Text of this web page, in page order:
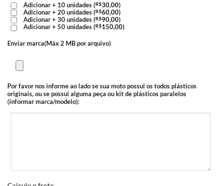
Adicionar + 10 unidades (R$30,00)
Adicionar + 20 unidades (R$60,00)
Adicionar + 30 unidades (R$90,00)
Adicionar + 50 unidades (R$150,00)
Enviar marca(Máx 2 MB por arquivo)
Por favor nos informe ao lado se sua moto possui os todos plásticos
originais, ou se possui alguma peça ou kit de plásticos paralelos
(informar marca/modelo):